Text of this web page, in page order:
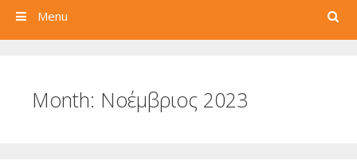
Search
Menu
Month: Νοέμβριος 2023